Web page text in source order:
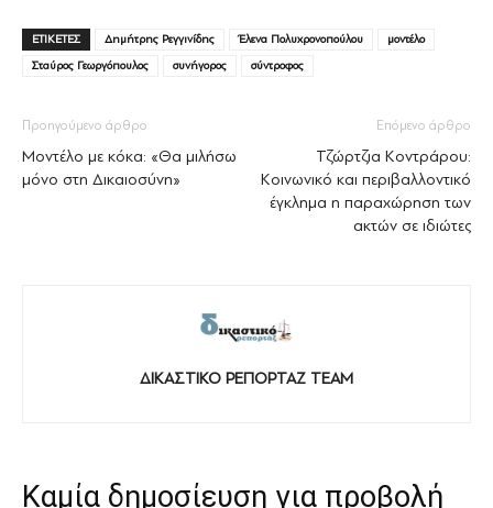
ΕΤΙΚΕΤΕΣ Δημήτρης Ρεγγινίδης Έλενα Πολυχρονοπούλου
μοντέλο
Σταύρος Γεωργόπουλος
συνήγορος σύντροφος
Προηγούμενο άρθρο
Μοντέλο με κόκα: «Θα μιλήσω
μόνο στη Δικαιοσύνη»
Επόμενο άρθρο
Τζώρτζια Κοντράρου:
Κοινωνικό και περιβαλλοντικό
έγκλημα η παραχώρηση των
ακτών σε ιδιώτες
ΔΙΚΑΣΤΙΚΟ ΡΕΠΟΡΤΑΖ TEAM
Καμία δημοσίευση για προβολή